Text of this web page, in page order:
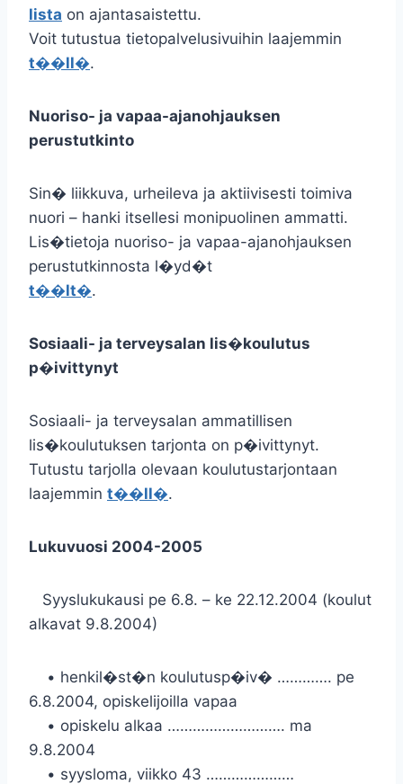
lista on ajantasaistettu.
Voit tutustua tietopalvelusivuihin laajemmin
t��ll�.
Nuoriso- ja vapaa-ajanohjauksen
perustutkinto
Sin� liikkuva, urheileva ja aktiivisesti toimiva
nuori – hanki itsellesi monipuolinen ammatti.
Lis�tietoja nuoriso- ja vapaa-ajanohjauksen
perustutkinnosta l�yd�t
t��lt�.
Sosiaali- ja terveysalan lis�koulutus
p�ivittynyt
Sosiaali- ja terveysalan ammatillisen
lis�koulutuksen tarjonta on p�ivittynyt.
Tutustu tarjolla olevaan koulutustarjontaan
laajemmin t��ll�.
Lukuvuosi 2004-2005
Syyslukukausi pe 6.8. – ke 22.12.2004 (koulut
alkavat 9.8.2004)
• henkil�st�n koulutusp�iv� …………. pe
6.8.2004, opiskelijoilla vapaa
• opiskelu alkaa ………………………. ma
9.8.2004
• syysloma, viikko 43 …………………